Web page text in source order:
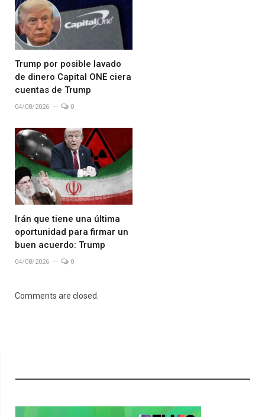
Trump por posible lavado
de dinero Capital ONE ciera
cuentas de Trump
04/08/2026 0
Irán que tiene una última
oportunidad para firmar un
buen acuerdo: Trump
04/08/2026 0
Comments are closed.